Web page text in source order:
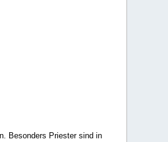
Besonders Priester sind in